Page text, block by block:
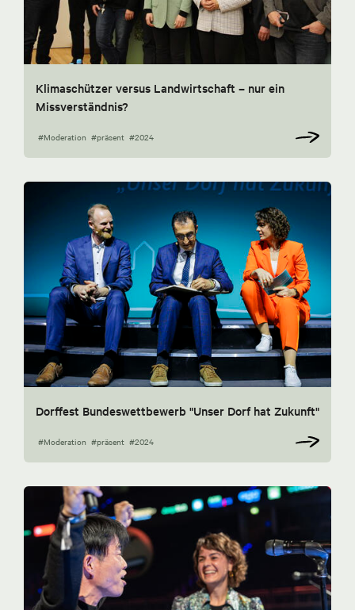
Klimaschützer versus Landwirtschaft – nur ein
Missverständnis?
#Moderation #präsent #2024
Dorffest Bundeswettbewerb "Unser Dorf hat Zukunft"
#Moderation #präsent #2024